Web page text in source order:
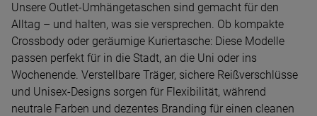
Unsere Outlet-Umhängetaschen sind gemacht für den
Alltag – und halten, was sie versprechen. Ob kompakte
Crossbody oder geräumige Kuriertasche: Diese Modelle
passen perfekt für in die Stadt, an die Uni oder ins
Wochenende. Verstellbare Träger, sichere Reißverschlüsse
und Unisex-Designs sorgen für Flexibilität, während
neutrale Farben und dezentes Branding für einen cleanen